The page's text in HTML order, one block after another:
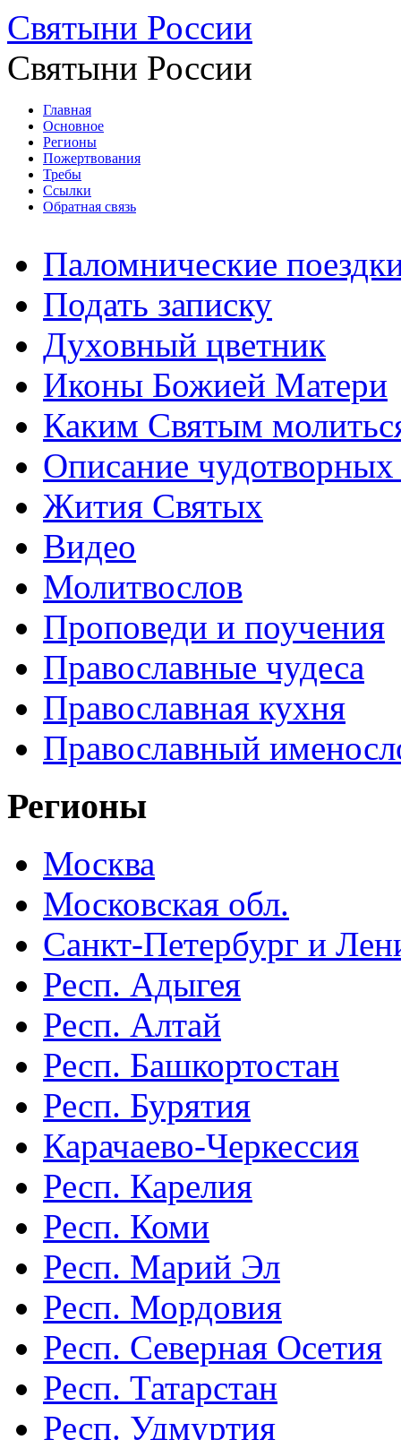
Святыни России
Святыни России
Главная
Основное
Регионы
Пожертвования
Требы
Ссылки
Обратная связь
Паломнические
Подать записку
Духовный цветник
Иконы Божией Матери
Каким Святым
Описание
Жития Святых
Видео
Молитвослов
Проповеди и поучения
Православные чудеса
Православная кухня
Православный
Регионы
Москва
Московская обл.
Санкт-Петербург и
Респ. Адыгея
Респ. Алтай
Респ. Башкортостан
Респ. Бурятия
Карачаево-Черкессия
Респ. Карелия
Респ. Коми
Респ. Марий Эл
Респ. Мордовия
Респ. Северная Осетия
Респ. Татарстан
Респ. Удмуртия